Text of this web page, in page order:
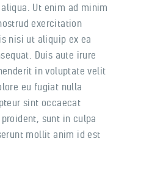
Ut enim ad minim
exercitation
nisi ut aliquip ex ea
Duis aute irure
in voluptate velit
eu fugiat nulla
sint occaecat
sunt in culpa
mollit anim id est